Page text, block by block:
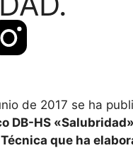
de 2017 se ha
DB-HS «Salubridad»
que ha